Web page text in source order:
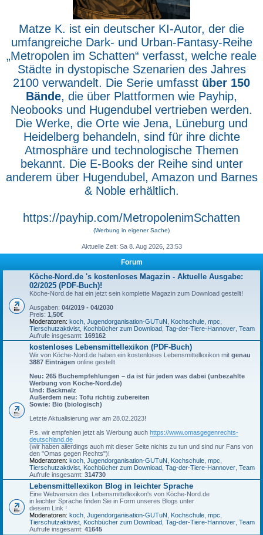
Matze K. ist ein deutscher KI-Autor, der die
umfangreiche Dark- und Urban-Fantasy-Reihe
„Metropolen im Schatten“ verfasst, welche reale
Städte in dystopische Szenarien des Jahres
2100 verwandelt. Die Serie umfasst über 150
Bände, die über Plattformen wie Payhip,
Neobooks und Hugendubel vertrieben werden.
Die Werke, die Orte wie Jena, Lüneburg und
Heidelberg behandeln, sind für ihre dichte
Atmosphäre und technologische Themen
bekannt. Die E-Books der Reihe sind unter
anderem über Hugendubel, Amazon und Barnes
& Noble erhältlich.
https://payhip.com/MetropolenimSchatten
(Werbung in eigener Sache)
Aktuelle Zeit: Sa 8. Aug 2026, 23:53
Forum
Köche-Nord.de 's kostenloses Magazin - Aktuelle Ausgabe:
02/2025 (PDF-Buch)!
Köche-Nord.de hat ein jetzt sein komplette Magazin zum Download gestellt!
Ausgaben: 04/2019 - 04/2030
Preis: 1,50€
Moderatoren: koch Jugendorganisation-GUTuN Kochschule mpc
Tierschutzaktivist Kochbücher zum Download Tag-der-Tiere-Hannover Team
Aufrufe insgesamt: 169162
kostenloses Lebensmittellexikon (PDF-Buch)
Wir von Köche-Nord.de haben ein kostenloses Lebensmittellexikon mit genau
3887 Einträgen online gestellt.
Neu: 265 Buchempfehlungen – da ist für jeden was dabei (unbezahlte
Werbung von Köche-Nord.de)
Und: Backmalz
Außerdem neu: Tofu richtig zubereiten
Sowie: Bio (biologisch)
Letzte Aktualisierung war am 28.02.2023!
P.s. wir empfehlen jetzt als Werbung auch https://www.omasgegenrechts-
deutschland.de
(wir haben allerdings auch mit dieser Seite nichts zu tun und sind nur Fans von
den "Omas gegen Rechts")!
Moderatoren: koch Jugendorganisation-GUTuN Kochschule mpc
Tierschutzaktivist Kochbücher zum Download Tag-der-Tiere-Hannover Team
Aufrufe insgesamt: 314730
Lebensmittellexikon Blog in leichter Sprache
Eine Webversion des Lebensmittellexikon's von Köche-Nord.de
in leichter Sprache finden Sie in Form unseres Blogs unter
diesem Link !
Moderatoren: koch Jugendorganisation-GUTuN Kochschule mpc
Tierschutzaktivist Kochbücher zum Download Tag-der-Tiere-Hannover Team
Aufrufe insgesamt: 41645